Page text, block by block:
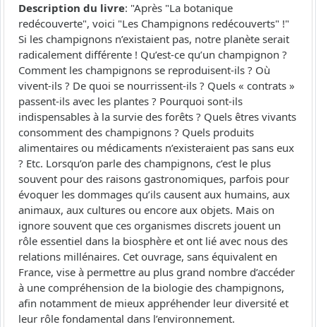
Description du livre: "Après "La botanique
redécouverte", voici "Les Champignons redécouverts" !"
Si les champignons n’existaient pas, notre planète serait
radicalement différente ! Qu’est-ce qu’un champignon ?
Comment les champignons se reproduisent-ils ? Où
vivent-ils ? De quoi se nourrissent-ils ? Quels « contrats »
passent-ils avec les plantes ? Pourquoi sont-ils
indispensables à la survie des forêts ? Quels êtres vivants
consomment des champignons ? Quels produits
alimentaires ou médicaments n’existeraient pas sans eux
? Etc. Lorsqu’on parle des champignons, c’est le plus
souvent pour des raisons gastronomiques, parfois pour
évoquer les dommages qu’ils causent aux humains, aux
animaux, aux cultures ou encore aux objets. Mais on
ignore souvent que ces organismes discrets jouent un
rôle essentiel dans la biosphère et ont lié avec nous des
relations millénaires. Cet ouvrage, sans équivalent en
France, vise à permettre au plus grand nombre d’accéder
à une compréhension de la biologie des champignons,
afin notamment de mieux appréhender leur diversité et
leur rôle fondamental dans l’environnement.